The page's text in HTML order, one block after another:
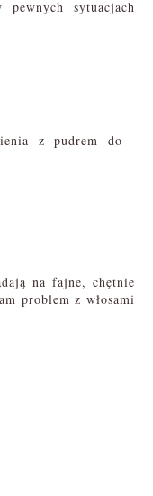
sytuacjach
z pudrem do
na fajne, chętnie
problem z włosami